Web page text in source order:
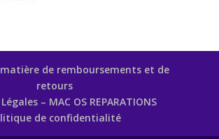
de remboursements et de
retours
– MAC OS REPARATIONS
de confidentialité